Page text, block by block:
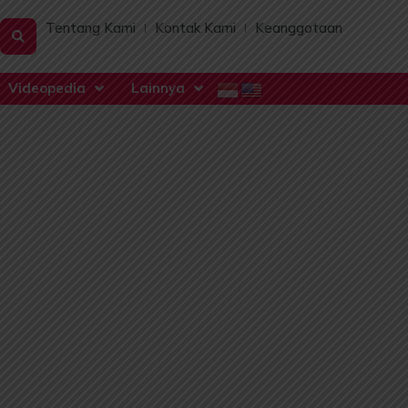
Tentang Kami Kontak Kami Keanggotaan
Videopedia Lainnya